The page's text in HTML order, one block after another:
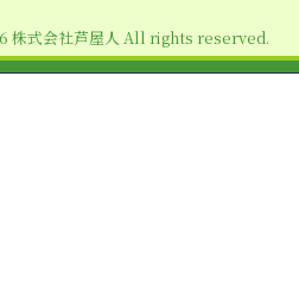
株式会社芦屋人 All rights reserved.